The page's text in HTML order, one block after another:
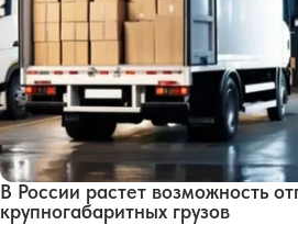
В России растет возможность
крупногабаритных грузов